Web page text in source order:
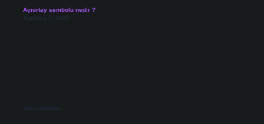
Açıortay sembolü nedir ?
Ağustos 5, 2026
Son yorumlar